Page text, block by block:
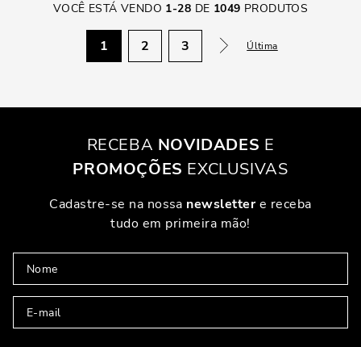
VOCÊ ESTÁ VENDO 1-28 DE 1049 PRODUTOS
1 2 3 Última
RECEBA NOVIDADES E
PROMOÇÕES EXCLUSIVAS
Cadastre-se na nossa newslettere receba
tudo em primeira mão!